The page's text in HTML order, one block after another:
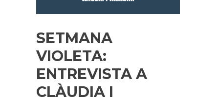
SETMANA
VIOLETA:
ENTREVISTA A
CLÀUDIA I